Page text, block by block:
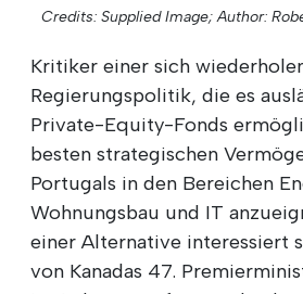
Credits: Supplied Image; Author:
Kritiker einer sich
Regierungspolitik, die es
Private-Equity-Fonds
besten strategischen
Portugals in den Bereichen
Wohnungsbau und IT
einer Alternative interessiert
von Kanadas 47.